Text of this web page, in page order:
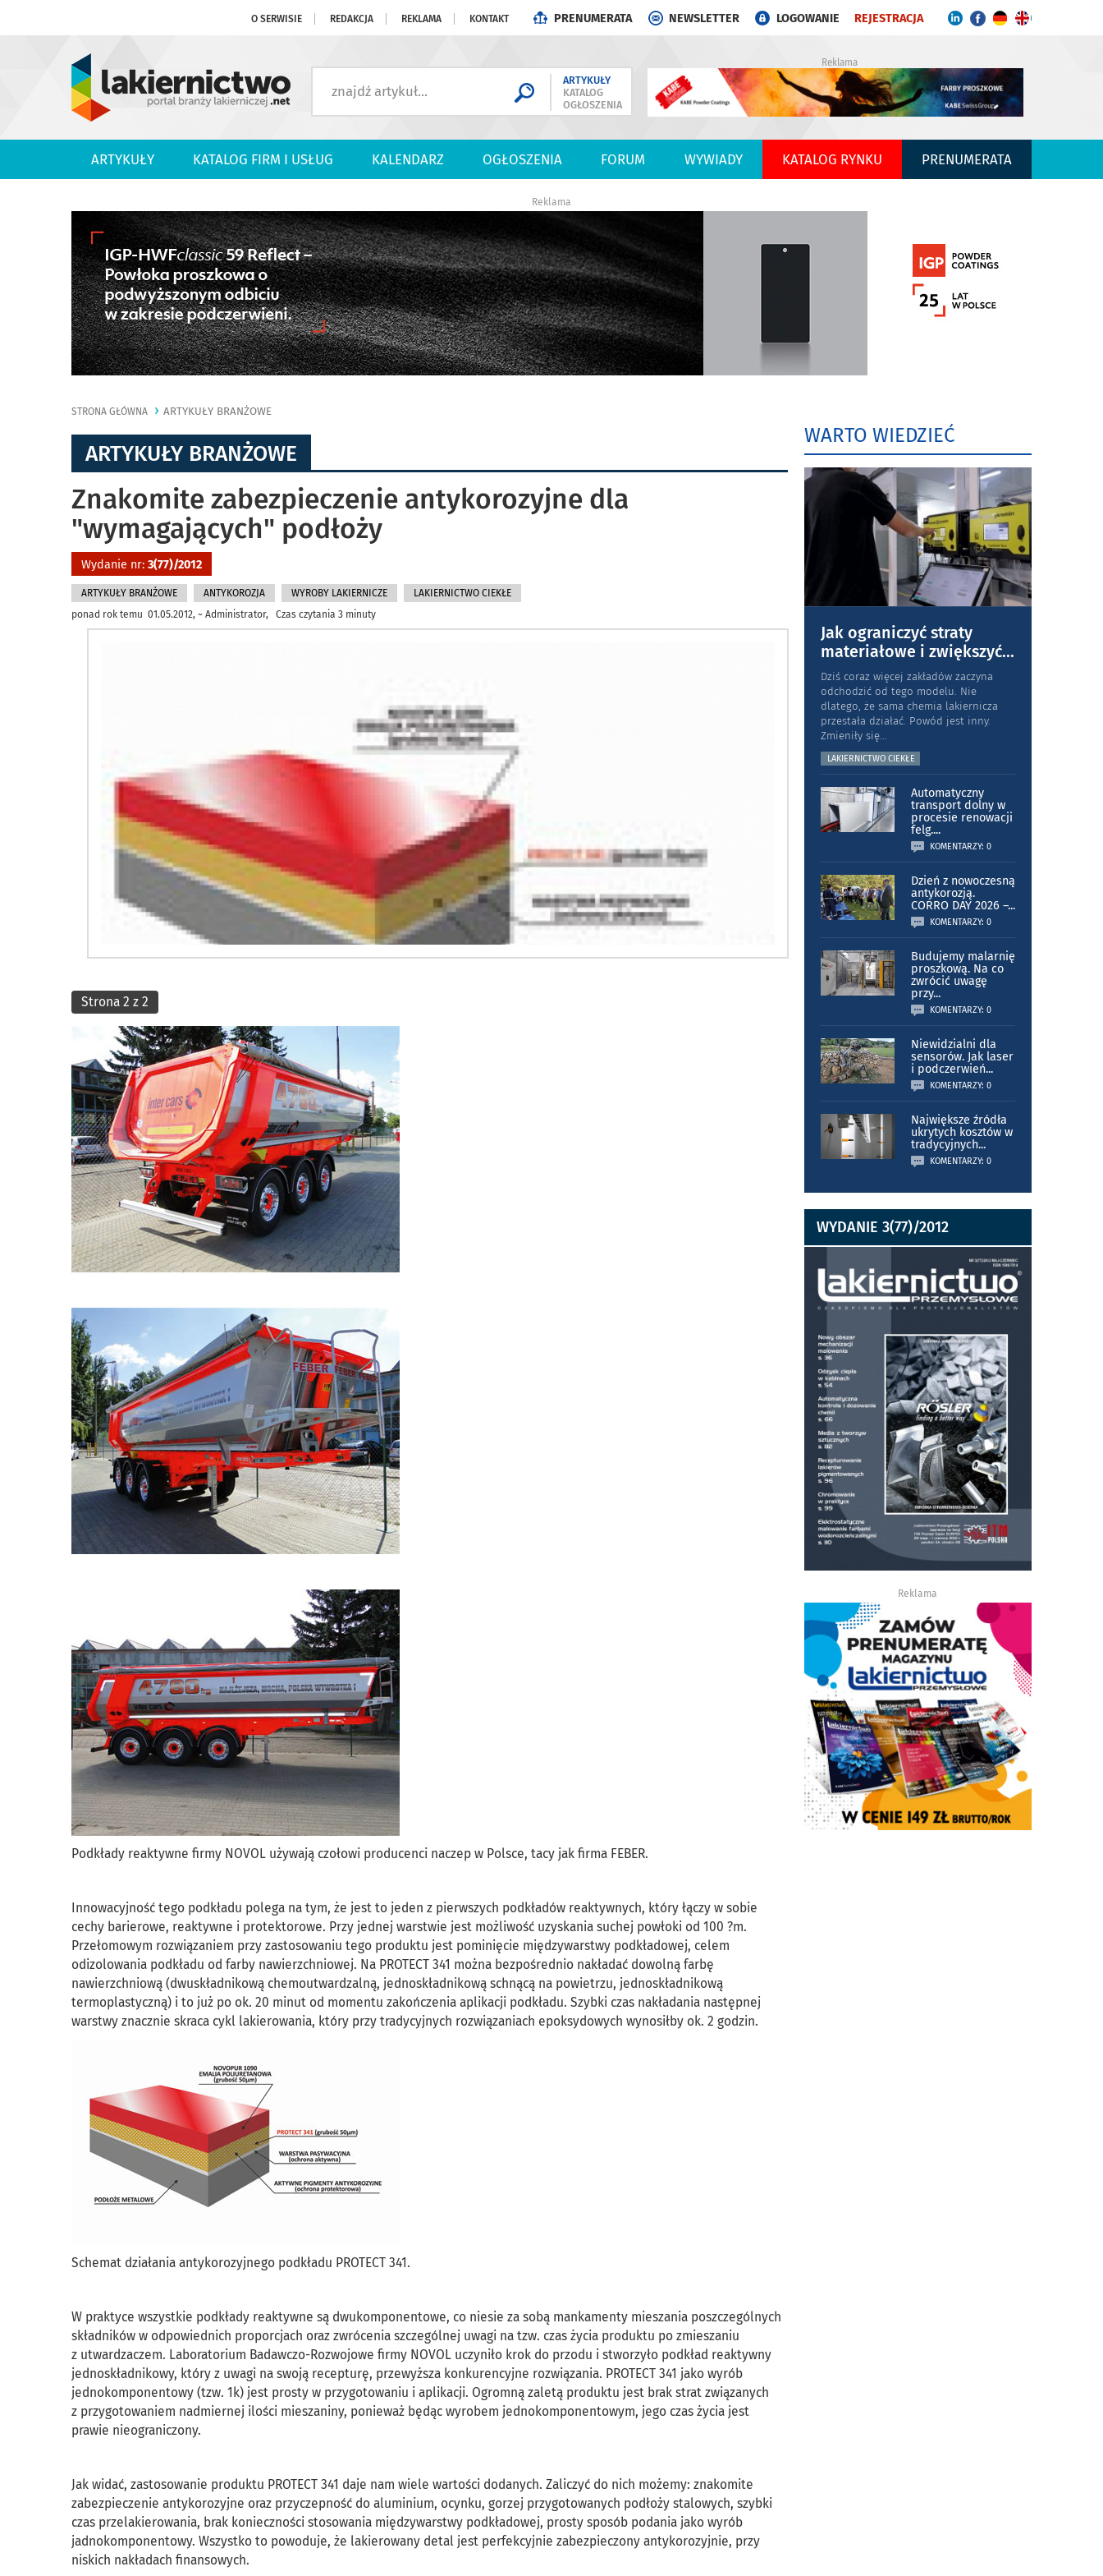
O SERWISIE REDAKCJA REKLAMA KONTAKT PRENUMERATA NEWSLETTER LOGOWANIE REJESTRACJA
ARTYKUŁY
KATALOG
OGŁOSZENIA
Reklama
ARTYKUŁY KATALOG FIRM I USŁUG KALENDARZ OGŁOSZENIA FORUM WYWIADY KATALOG RYNKU PRENUMERATA
Reklama
STRONA GŁÓWNA ARTYKUŁY BRANŻOWE
ARTYKUŁY BRANŻOWE
Znakomite zabezpieczenie antykorozyjne dla
"wymagających" podłoży
Wydanie nr: 3(77)/2012
ARTYKUŁY BRANŻOWE ANTYKOROZJA WYROBY LAKIERNICZE
LAKIERNICTWO CIEKŁE
ponad rok temu 01.05.2012, ~ Administrator, Czas czytania 3 minuty
Strona 2 z 2
Podkłady reaktywne firmy NOVOL używają czołowi producenci naczep w Polsce, tacy jak firma FEBER.
Innowacyjność tego podkładu polega na tym, że jest to jeden z pierwszych podkładów reaktywnych, który łączy w sobie
cechy barierowe, reaktywne i protektorowe. Przy jednej warstwie jest możliwość uzyskania suchej powłoki od 100 ?m.
Przełomowym rozwiązaniem przy zastosowaniu tego produktu jest pominięcie międzywarstwy podkładowej, celem
odizolowania podkładu od farby nawierzchniowej. Na PROTECT 341 można bezpośrednio nakładać dowolną farbę
nawierzchniową (dwuskładnikową chemoutwardzalną, jednoskładnikową schnącą na powietrzu, jednoskładnikową
termoplastyczną) i to już po ok. 20 minut od momentu zakończenia aplikacji podkładu. Szybki czas nakładania następnej
warstwy znacznie skraca cykl lakierowania, który przy tradycyjnych rozwiązaniach epoksydowych wynosiłby ok. 2 godzin.
Schemat działania antykorozyjnego podkładu PROTECT 341.
W praktyce wszystkie podkłady reaktywne są dwukomponentowe, co niesie za sobą mankamenty mieszania poszczególnych
składników w odpowiednich proporcjach oraz zwrócenia szczególnej uwagi na tzw. czas życia produktu po zmieszaniu
z utwardzaczem. Laboratorium Badawczo-Rozwojowe firmy NOVOL uczyniło krok do przodu i stworzyło podkład reaktywny
jednoskładnikowy, który z uwagi na swoją recepturę, przewyższa konkurencyjne rozwiązania. PROTECT 341 jako wyrób
jednokomponentowy (tzw. 1k) jest prosty w przygotowaniu i aplikacji. Ogromną zaletą produktu jest brak strat związanych
z przygotowaniem nadmiernej ilości mieszaniny, ponieważ będąc wyrobem jednokomponentowym, jego czas życia jest
prawie nieograniczony.
Jak widać, zastosowanie produktu PROTECT 341 daje nam wiele wartości dodanych. Zaliczyć do nich możemy: znakomite
zabezpieczenie antykorozyjne oraz przyczepność do aluminium, ocynku, gorzej przygotowanych podłoży stalowych, szybki
czas przelakierowania, brak konieczności stosowania międzywarstwy podkładowej, prosty sposób podania jako wyrób
jadnokomponentowy. Wszystko to powoduje, że lakierowany detal jest perfekcyjnie zabezpieczony antykorozyjnie, przy
niskich nakładach finansowych.
WARTO WIEDZIEĆ
Jak ograniczyć straty
materiałowe i zwiększyć...
Dziś coraz więcej zakładów zaczyna
odchodzić od tego modelu. Nie
dlatego, że sama chemia lakiernicza
przestała działać. Powód jest inny.
Zmieniły się...
LAKIERNICTWO CIEKŁE
Automatyczny
transport dolny w
procesie renowacji
felg....
KOMENTARZY: 0
Dzień z nowoczesną
antykorozją.
CORRO DAY 2026 –...
KOMENTARZY: 0
Budujemy malarnię
proszkową. Na co
zwrócić uwagę
przy...
KOMENTARZY: 0
Niewidzialni dla
sensorów. Jak laser
i podczerwień...
KOMENTARZY: 0
Największe źródła
ukrytych kosztów w
tradycyjnych...
KOMENTARZY: 0
WYDANIE 3(77)/2012
Reklama